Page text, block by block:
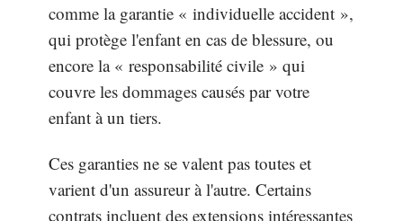
comme la garantie « individuelle accident »,
qui protège l'enfant en cas de blessure, ou
encore la « responsabilité civile » qui
couvre les dommages causés par votre
enfant à un tiers.
Ces garanties ne se valent pas toutes et
varient d'un assureur à l'autre. Certains
contrats incluent des extensions intéressantes